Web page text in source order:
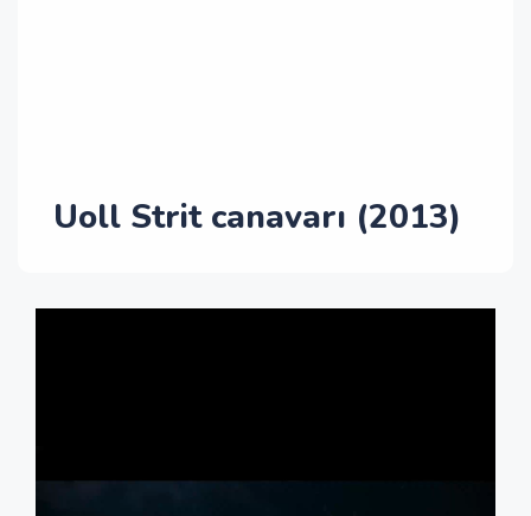
Uoll Strit canavarı (2013)